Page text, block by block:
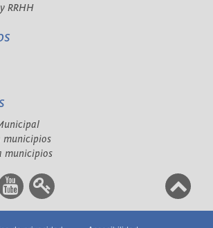
RRHH
municipios
municipios